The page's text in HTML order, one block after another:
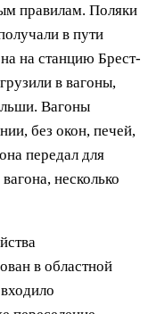
правилам. Поляки
в пути
на станцию Брест-
в вагоны,
Вагоны
без окон, печей,
передал для
несколько
в областной